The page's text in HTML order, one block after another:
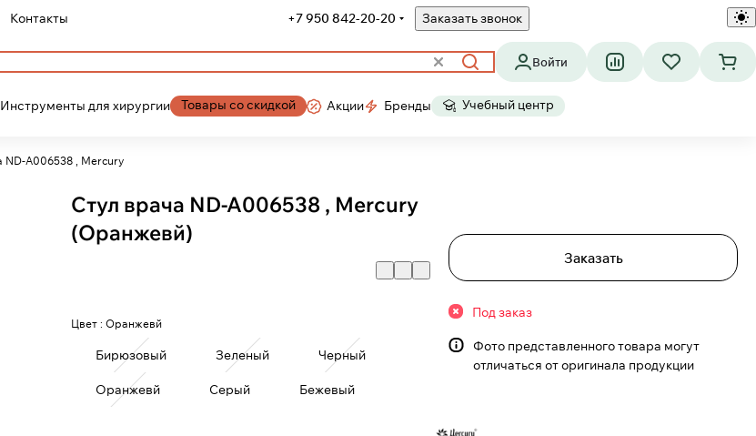
Контакты +7 950 842-20-20 Заказать звонок
Войти
Инструменты для хирургии Товары со скидкой Акции Бренды Учебный центр
Стул врача ND-A006538 , Mercury
Стул врача ND-A006538 , Mercury
(Оранжевй)
Цвет :Оранжевй
Бирюзовый Зеленый Черный
Оранжевй Серый Бежевый
Заказать
Под заказ
Фото представленного товара могут
отличаться от оригинала продукции